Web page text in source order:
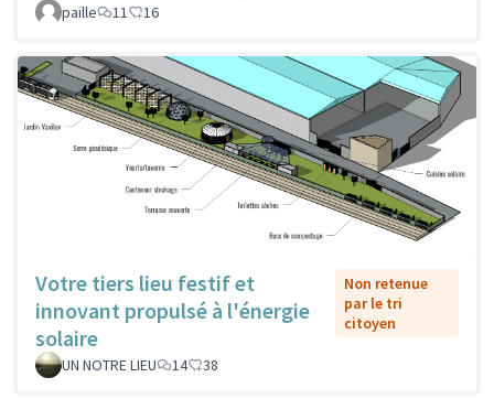
paille 11 16
Votre tiers lieu festif et
innovant propulsé à l'énergie
solaire
Non retenue
par le tri
citoyen
UN NOTRE LIEU 14 38